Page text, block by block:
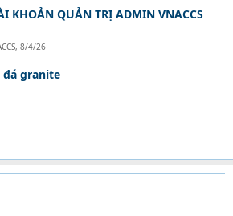
KHOẢN QUẢN TRỊ ADMIN VNACCS
,8/4/26
đá granite